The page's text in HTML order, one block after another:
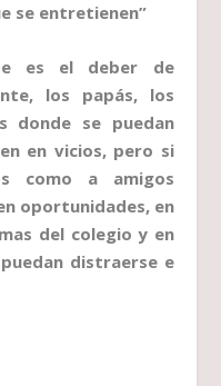
se entretienen”
es el deber de
los papás, los
donde se puedan
en vicios, pero si
como a amigos
oportunidades, en
del colegio y en
distraerse e